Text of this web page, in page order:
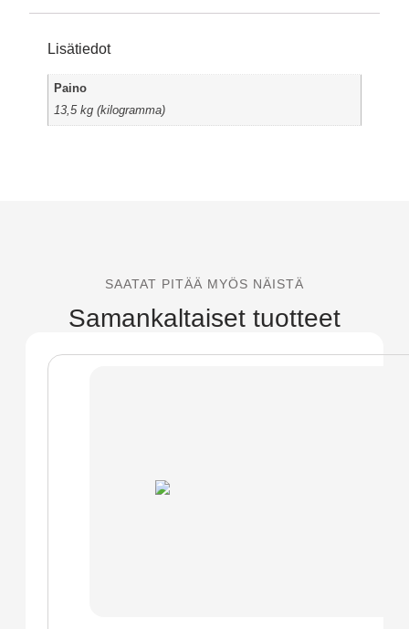
Lisätiedot
Paino
13,5 kg (kilogramma)
SAATAT PITÄÄ MYÖS NÄISTÄ
Samankaltaiset tuotteet